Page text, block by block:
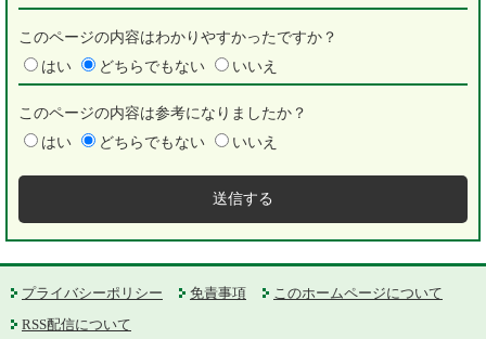
このページの内容はわかりやすかったですか？
はい
どちらでもない いいえ
このページの内容は参考になりましたか？
はい
どちらでもない いいえ
プライバシーポリシー 免責事項
このホームページについて
RSS配信について